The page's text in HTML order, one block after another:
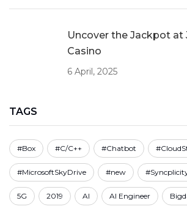
Uncover the Jackpot at
Casino
6 April, 2025
TAGS
#Box #C/C++ #Chatbot
#MicrosoftSkyDrive #new
5G 2019 AI AI Engineer